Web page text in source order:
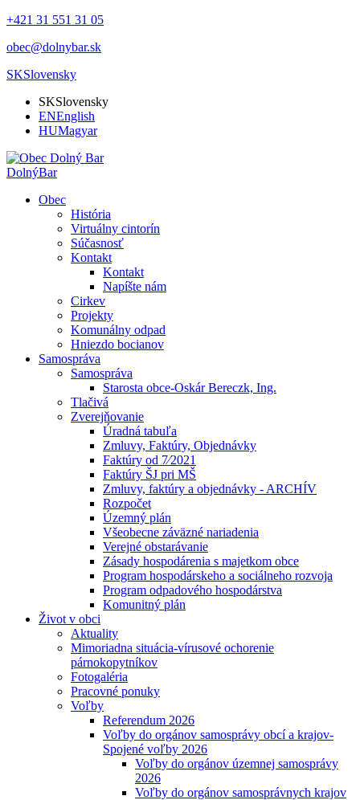
+421 31 551 31 05
obec@dolnybar.sk
SKSlovensky
SKSlovensky
ENEnglish
HUMagyar
DolnýBar
Obec
História
Virtuálny cintorín
Súčasnosť
Kontakt
Kontakt
Napíšte nám
Cirkev
Projekty
Komunálny odpad
Hniezdo bocianov
Samospráva
Samospráva
Starosta obce-Oskár Bereczk, Ing.
Tlačivá
Zverejňovanie
Úradná tabuľa
Zmluvy, Faktúry, Objednávky
Faktúry od 7⁄2021
Faktúry ŠJ pri MŠ
Zmluvy, faktúry a objednávky - ARCHÍV
Rozpočet
Územný plán
Všeobecne záväzné nariadenia
Verejné obstarávanie
Zásady hospodárenia s majetkom obce
Program hospodárskeho a sociálneho rozvoja
Program odpadového hospodárstva
Komunitný plán
Život v obci
Aktuality
Mimoriadna situácia-vírusové ochorenie
párnokopytníkov
Fotogaléria
Pracovné ponuky
Voľby
Referendum 2026
Voľby do orgánov samosprávy obcí a krajov-
Spojené voľby 2026
Voľby do orgánov územnej samosprávy
2026
Voľby do orgánov samosprávnych krajov